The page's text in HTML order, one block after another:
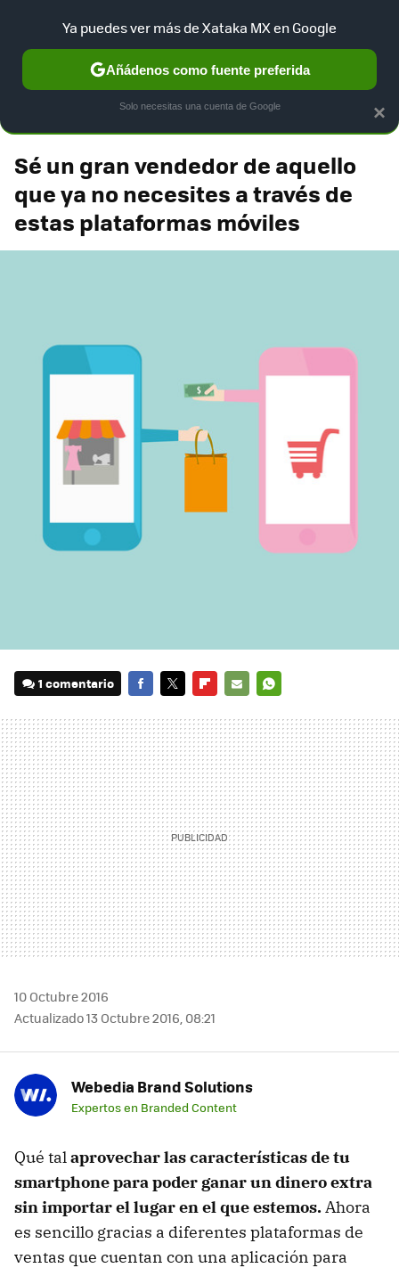
marca que se menciona
Telcel 4G LTE
Sé un gran vendedor de aquello
que ya no necesites a través de
estas plataformas móviles
1 comentario
MAIL
10 Octubre 2016
Actualizado 13 Octubre 2016, 08:21
Webedia Brand Solutions
Expertos en Branded Content
Qué talaprovechar las características de tu
smartphone para poder ganar un dinero extra
sin importar el lugar en el que estemos.Ahora
es sencillo gracias a diferentes plataformas de
ventas que cuentan con una aplicación para
×
Ya puedes ver más de Xataka MX en Google
Añádenos como fuente preferida
Solo necesitas una cuenta de Google